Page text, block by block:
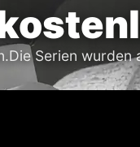
Serien wurden